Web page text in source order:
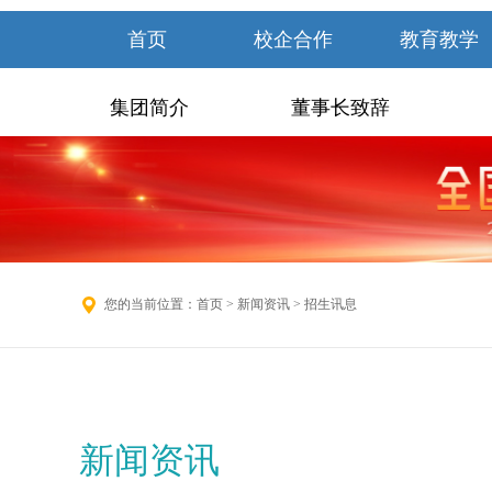
首页 校企合作 教育教学
集团简介 董事长致辞
您的当前位置： 首页 > 新闻资讯 > 招生讯息
新闻资讯